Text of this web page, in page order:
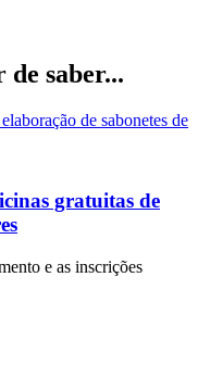
de saber...
gratuitas de
e as inscrições